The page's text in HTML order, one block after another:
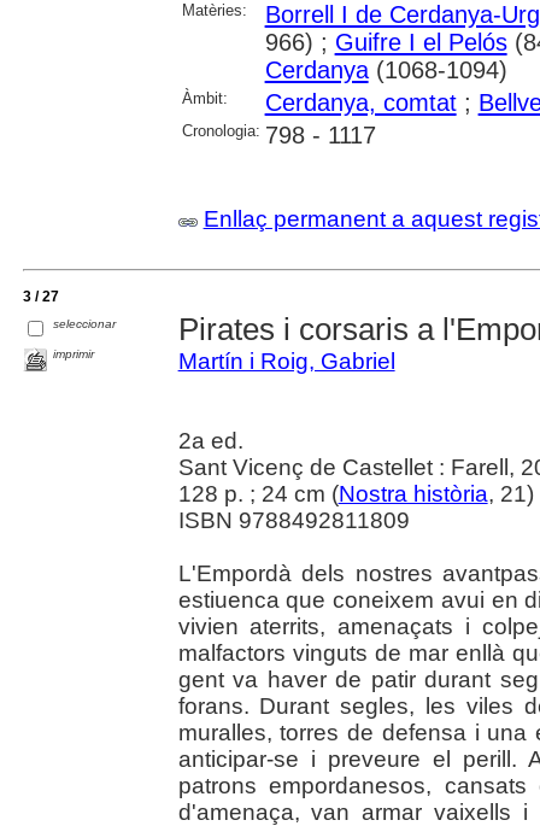
Matèries:
Borrell I de Cerdanya-
966) ; Guifre I el Pelós
Cerdanya(1068-1094)
Àmbit: Cerdanya, comtat;
Cronologia: 798 - 1117
Enllaç permanent a aquest
3 / 27
seleccionar
imprimir
Pirates i corsaris a
Martín i Roig, Gabriel
2a ed.
Sant Vicenç de Castellet : Farell,
128 p. ; 24 cm (Nostra història, 21)
ISBN 9788492811809
L'Empordà dels nostres
estiuenca que coneixem avui en
vivien aterrits, amenaçats i
malfactors vinguts de mar enllà
gent va haver de patir durant
forans. Durant segles, les viles
muralles, torres de defensa i
anticipar-se i preveure el perill.
patrons empordanesos,
d'amenaça, van armar vaixells